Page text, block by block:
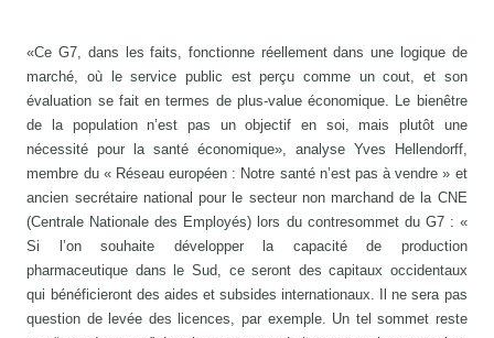
«Ce G7, dans les faits, fonctionne réellement dans une logique de
marché, où le service public est perçu comme un cout, et son
évaluation se fait en termes de plus-value économique. Le bienêtre
de la population n’est pas un objectif en soi, mais plutôt une
nécessité pour la santé économique», analyse Yves Hellendorff,
membre du « Réseau européen : Notre santé n’est pas à vendre » et
ancien secrétaire national pour le secteur non marchand de la CNE
(Centrale Nationale des Employés) lors du contresommet du G7 : «
Si l’on souhaite développer la capacité de production
pharmaceutique dans le Sud, ce seront des capitaux occidentaux
qui bénéficieront des aides et subsides internationaux. Il ne sera pas
question de levée des licences, par exemple. Un tel sommet reste